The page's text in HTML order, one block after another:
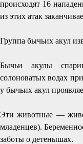
происходят 16
из этих атак
Группа бычьих акул
Бычьи акулы
солоноватых водах
у бычьих акул
Эти животные —
младенцев).
заботы о детенышах.